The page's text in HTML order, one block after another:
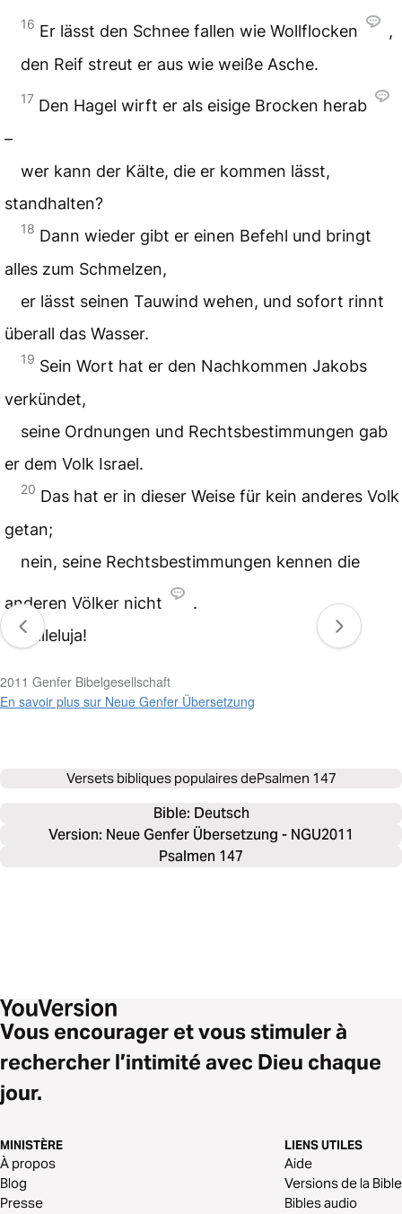
16 Er lässt den Schnee fallen wie Wollflocken
,
den Reif streut er aus wie weiße Asche.
17 Den Hagel wirft er als eisige Brocken herab
–
wer kann der Kälte, die er kommen lässt,
standhalten?
18 Dann wieder gibt er einen Befehl und bringt
alles zum Schmelzen,
er lässt seinen Tauwind wehen, und sofort rinnt
überall das Wasser.
19 Sein Wort hat er den Nachkommen Jakobs
verkündet,
seine Ordnungen und Rechtsbestimmungen gab
er dem Volk Israel.
20 Das hat er in dieser Weise für kein anderes Volk
getan;
nein, seine Rechtsbestimmungen kennen die
anderen Völker nicht
.
Halleluja!
2011 Genfer Bibelgesellschaft
En savoir plus sur Neue Genfer Übersetzung
Versets bibliques populaires dePsalmen 147
Bible: Deutsch
Version: Neue Genfer Übersetzung - NGU2011
Psalmen 147
Vous encourager et vous stimuler à
rechercher l’intimité avec Dieu chaque
jour.
MINISTÈRE
À propos
Blog
Presse
LIENS UTILES
Aide
Versions de la Bible
Bibles audio